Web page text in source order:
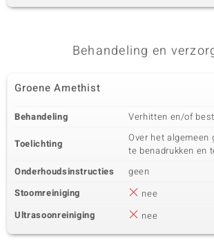
Behandeling en
Groene Amethist
Behandeling Verhitten en/of
Toelichting
Over het algemeen
te benadrukken en
Onderhoudsinstructies
geen
Stoomreiniging
nee
Ultrasoonreiniging
nee